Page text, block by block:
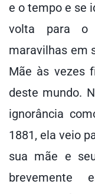
e o tempo e se
volta para o
maravilhas em
Mãe às vezes
deste mundo.
ignorância
1881, ela veio
sua mãe e
brevemente